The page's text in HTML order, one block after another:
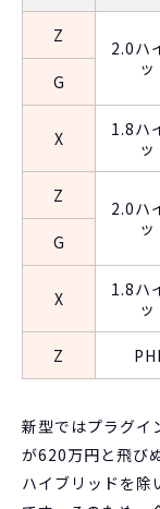
Z
2.0ハ
ッ
G
X
1.8ハ
ッ
Z
2.0ハ
ッ
G
X
1.8ハ
ッ
Z
新型ではプラグイ
が620万円と飛び
ハイブリッドを